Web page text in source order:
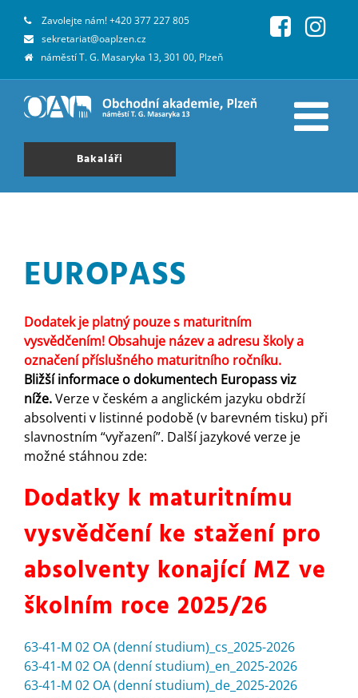
Zavolejte nám!+420 377 227 805
sekretariat@oaplzen.cz
náměstí T. G. Masaryka 13, 301 00, Plzeň
Bakaláři
EUROPASS
Dodatek je platný pouze s maturitním
vysvědčením! Obsahuje název a adresu školy a
označení příslušného maturitního ročníku.
Bližší informace o dokumentech Europass viz
níže.Verze v českém a anglickém jazyku obdrží
absolventi v listinné podobě (v barevném tisku) při
slavnostním “vyřazení”. Další jazykové verze je
možné stáhnou zde:
Dodatky k maturitnímu
vysvědčení ke stažení pro
absolventy konající MZ ve
školním roce 2025/26
63-41-M 02 OA (denní studium)_cs_2025-2026
63-41-M 02 OA (denní studium)_en_2025-2026
63-41-M 02 OA (denní studium)_de_2025-2026